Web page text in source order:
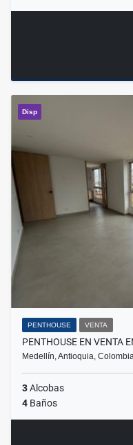
Disp
PENTHOUSE VENTA
PENTHOUSE EN VENTA
Medellín, Antioquia,
3Alcobas
4 Baños